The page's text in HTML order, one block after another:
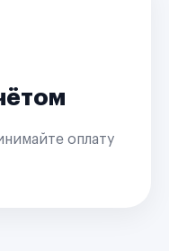
оплату